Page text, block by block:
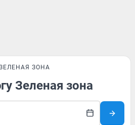
ЗОНА
Зеленая зона